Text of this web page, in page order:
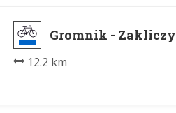
Gromnik -
12.2 km